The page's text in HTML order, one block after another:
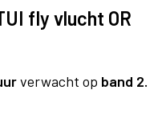
fly vlucht OR
verwacht op band 2.